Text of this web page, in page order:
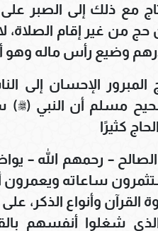
مع ذلك إلى
حج من غير إقام
وضيع رأس ماله وهو
المبرور الإحسان إلى
مسلم أن النبي (ﷺ)
كثيرًا
– رحمهم الله –
ساعاته ويعمرون
القرآن وأنواع
الذي شغلوا أنفسهم